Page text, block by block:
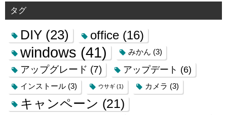
タグ
DIY (23) office (16)
windows (41) みかん (3)
アップグレード (7) アップデート (6)
インストール (3) ウサギ (1) カメラ (3)
キャンペーン (21)